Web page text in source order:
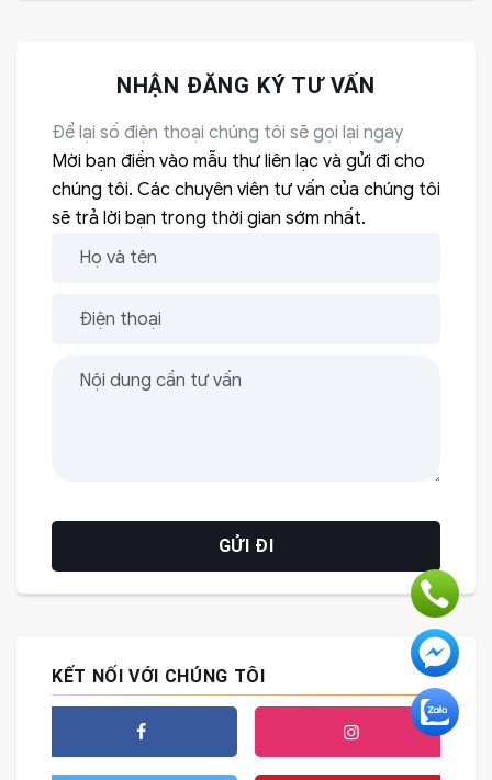
NHẬN ĐĂNG KÝ TƯ VẤN
Để lại số điện thoại chúng tôi sẽ gọi lại ngay
Mời bạn điền vào mẫu thư liên lạc và gửi đi cho
chúng tôi. Các chuyên viên tư vấn của chúng tôi
sẽ trả lời bạn trong thời gian sớm nhất.
KẾT NỐI VỚI CHÚNG TÔI